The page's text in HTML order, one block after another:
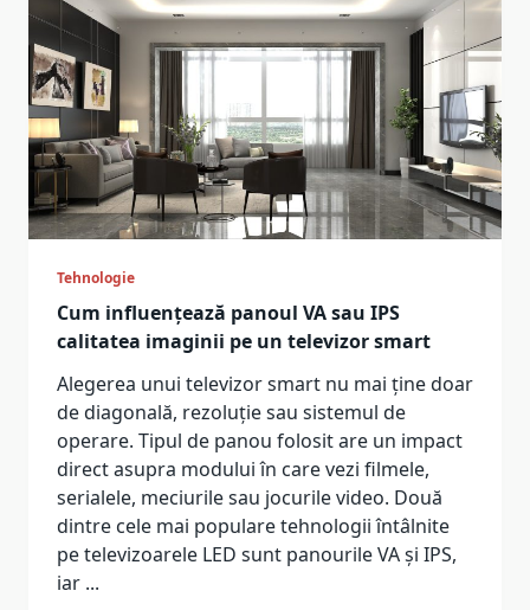
Tehnologie
Cum influențează panoul VA sau IPS
calitatea imaginii pe un televizor smart
Alegerea unui televizor smart nu mai ține doar
de diagonală, rezoluție sau sistemul de
operare. Tipul de panou folosit are un impact
direct asupra modului în care vezi filmele,
serialele, meciurile sau jocurile video. Două
dintre cele mai populare tehnologii întâlnite
pe televizoarele LED sunt panourile VA și IPS,
iar ...